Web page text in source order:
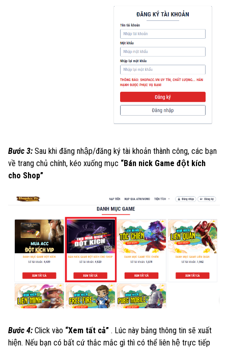
Bước 3: Sau khi đăng nhập/đăng ký tài khoản thành công, các bạn
về trang chủ chính, kéo xuống mục “Bán nick Game đột kích
cho Shop”
Bước 4: Click vào “Xem tất cả” . Lúc này bảng thông tin sẽ xuất
hiện. Nếu bạn có bất cứ thắc mắc gì thì có thể liên hệ trực tiếp